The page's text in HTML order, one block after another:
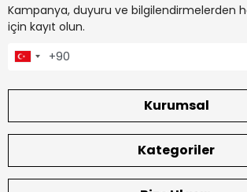
Kampanya, duyuru ve bilgilendirmelerden
için kayıt olun.
Kurumsal
Kategoriler